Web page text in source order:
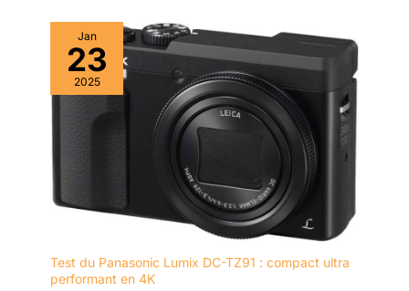
Jan
23
2025
Test du Panasonic Lumix DC-TZ91 : compact ultra
performant en 4K